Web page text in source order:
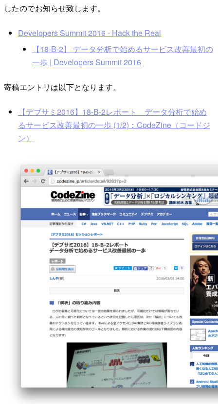
したのでお知らせ致します。
Developers Summit 2016 - Hack the Real
【18-B-2】 データ分析で始めるサービス改善最初の
一歩 | Developers Summit 2016
寄稿エントリは以下となります。
【デブサミ2016】18-B-2レポート データ分析で始め
るサービス改善最初の一歩 (1/2)：CodeZine（コードジ
ン）